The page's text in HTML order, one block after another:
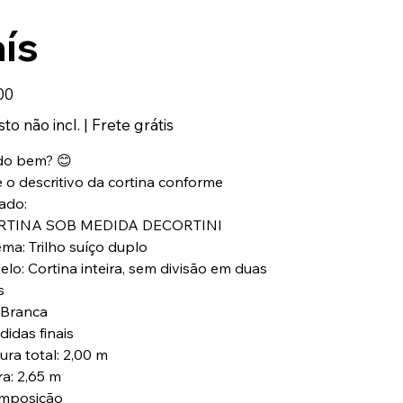
não incl. | Frete grátis
bem? 😊
o descritivo da cortina conforme
SOB MEDIDA DECORTINI
Trilho suíço duplo
Cortina inteira, sem divisão em duas
finais
total: 2,00 m
2,65 m